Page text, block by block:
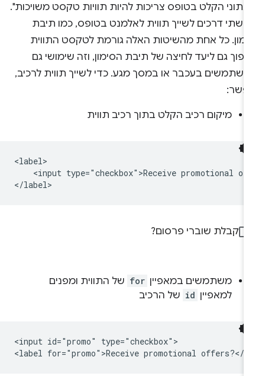
הקלט בטופס צריכות להיות תוויות טקסט משויכות".
שתי דרכים לשייך תווית לאלמנט בטופס, כמו תיבת
כל אחת מהשיטות האלה גורמת לטקסט התווית
גם ליעד לחיצה של תיבת הסימון, וזה שימושי גם
בעכבר או במסך מגע. כדי לשייך תווית לרכיב,
מיקום רכיב הקלט בתוך רכיב תווית
<label>
<input type="checkbox">Receive promotional
</label>
קבלת שוברי פרסום?
משתמשים במאפיין for של התווית ומפנים
למאפיין id של הרכיב
<input id="promo" type="checkbox">